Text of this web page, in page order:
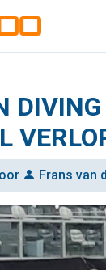
Frans van